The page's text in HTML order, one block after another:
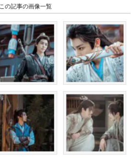
この記事の画像一覧